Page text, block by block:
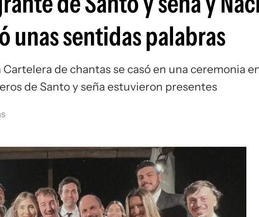
unas sentidas palabras
de chantas se casó en una ceremonia
de Santo y seña estuvieron presentes